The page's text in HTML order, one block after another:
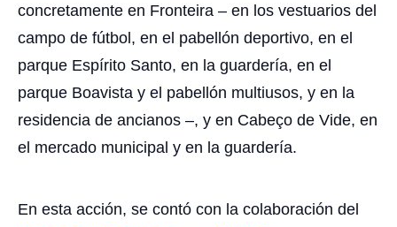
concretamente en Fronteira – en los vestuarios del
campo de fútbol, en el pabellón deportivo, en el
parque Espírito Santo, en la guardería, en el
parque Boavista y el pabellón multiusos, y en la
residencia de ancianos –, y en Cabeço de Vide, en
el mercado municipal y en la guardería.
En esta acción, se contó con la colaboración del